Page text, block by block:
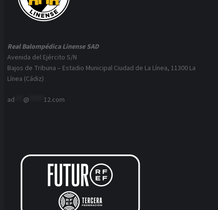
Real Balompédica Linense SAD
Avenida del Ejército S/N
Bajos de Tribuna – Estadio Municipal Ciudad de La Línea, 11300 La
Línea (Cádiz)
ad @ 12.com